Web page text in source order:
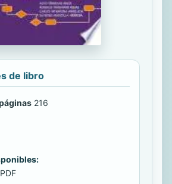
de libro
216